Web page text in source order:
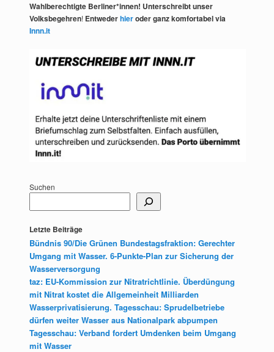
Wahlberechtigte Berliner*innen! Unterschreibt unser
Volksbegehren! Entwederhieroder ganz komfortabel via
Innn.it
Suchen
Letzte Beiträge
Bündnis 90/Die Grünen Bundestagsfraktion: Gerechter
Umgang mit Wasser. 6-Punkte-Plan zur Sicherung der
Wasserversorgung
taz: EU-Kommission zur Nitratrichtlinie. Überdüngung
mit Nitrat kostet die Allgemeinheit Milliarden
Wasserprivatisierung. Tagesschau: Sprudelbetriebe
dürfen weiter Wasser aus Nationalpark abpumpen
Tagesschau: Verband fordert Umdenken beim Umgang
mit Wasser